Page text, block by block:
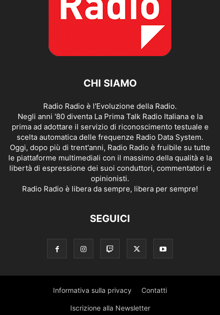
CHI SIAMO
Radio Radio è l'Evoluzione della Radio.
Negli anni '80 diventa La Prima Talk Radio Italiana e la
prima ad adottare il servizio di riconoscimento testuale e
scelta automatica delle frequenze Radio Data System.
Oggi, dopo più di trent'anni, Radio Radio è fruibile su tutte
le piattaforme multimediali con il massimo della qualità e la
libertà di espressione dei suoi conduttori, commentatori e
opinionisti.
Radio Radio è libera da sempre, libera per sempre!
SEGUICI
Informativa sulla privacy Contatti
Iscrizione alla Newsletter